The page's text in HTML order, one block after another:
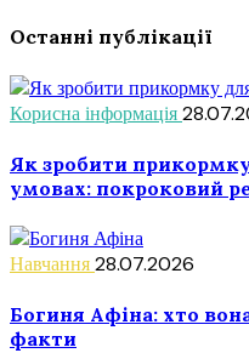
Останні публікації
Корисна інформація
Як зробити
умовах: покроковий
Навчання28.07.2026
Богиня Афіна: хто
факти